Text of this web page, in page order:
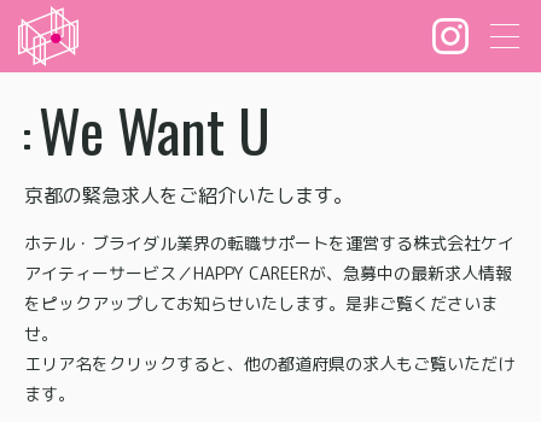
We Want U
京都の緊急求人をご紹介いたします。
ホテル・ブライダル業界の転職サポートを運営する株式会社ケイ
アイティーサービス／HAPPY CAREERが、急募中の最新求人情報
をピックアップしてお知らせいたします。是非ご覧くださいま
せ。
エリア名をクリックすると、他の都道府県の求人もご覧いただけ
ます。